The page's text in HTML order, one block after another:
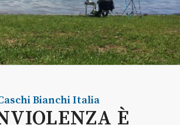
BianchiItalia
È